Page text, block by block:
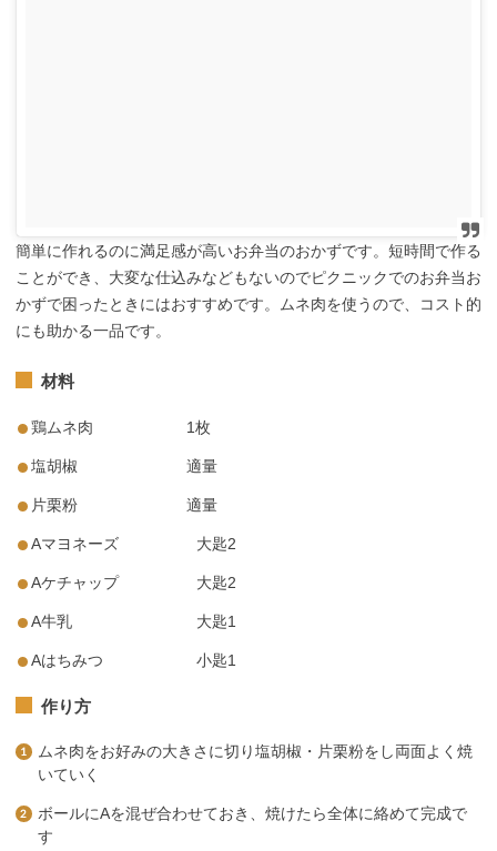
簡単に作れるのに満足感が高いお弁当のおかずです。短時間で作る
ことができ、大変な仕込みなどもないのでピクニックでのお弁当お
かずで困ったときにはおすすめです。ムネ肉を使うので、コスト的
にも助かる一品です。
材料
鶏ムネ肉 1枚
塩胡椒 適量
片栗粉 適量
Aマヨネーズ 大匙2
Aケチャップ 大匙2
A牛乳 大匙1
Aはちみつ 小匙1
作り方
ムネ肉をお好みの大きさに切り塩胡椒・片栗粉をし両面よく焼
いていく
ボールにAを混ぜ合わせておき、焼けたら全体に絡めて完成で
す